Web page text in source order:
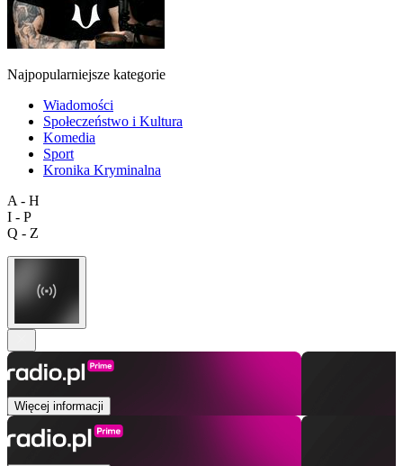
Najpopularniejsze kategorie
Wiadomości
Społeczeństwo i Kultura
Komedia
Sport
Kronika Kryminalna
A - H
I - P
Q - Z
Więcej informacji